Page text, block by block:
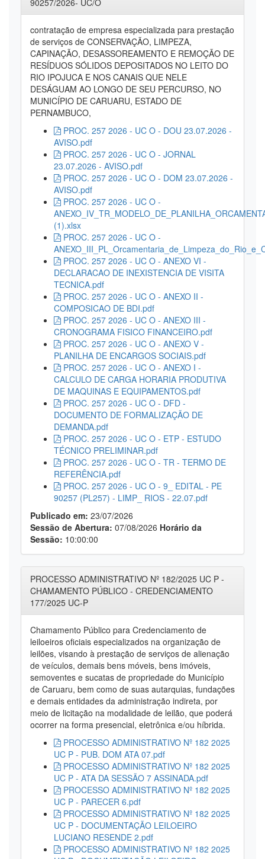
contratação de empresa especializada para prestação
de serviços de CONSERVAÇÃO, LIMPEZA,
CAPINAÇÃO, DESASSOREAMENTO E REMOÇÃO DE
RESÍDUOS SÓLIDOS DEPOSITADOS NO LEITO DO
RIO IPOJUCA E NOS CANAIS QUE NELE
DESÁGUAM AO LONGO DE SEU PERCURSO, NO
MUNICÍPIO DE CARUARU, ESTADO DE
PERNAMBUCO,
PROC. 257 2026 - UC O - DOU 23.07.2026 -
AVISO.pdf
PROC. 257 2026 - UC O - JORNAL
23.07.2026 - AVISO.pdf
PROC. 257 2026 - UC O - DOM 23.07.2026 -
AVISO.pdf
PROC. 257 2026 - UC O -
(1).xlsx
PROC. 257 2026 - UC O -
PROC. 257 2026 - UC O - ANEXO VI -
DECLARACAO DE INEXISTENCIA DE VISITA
TECNICA.pdf
PROC. 257 2026 - UC O - ANEXO II -
COMPOSICAO DE BDI.pdf
PROC. 257 2026 - UC O - ANEXO III -
CRONOGRAMA FISICO FINANCEIRO.pdf
PROC. 257 2026 - UC O - ANEXO V -
PLANILHA DE ENCARGOS SOCIAIS.pdf
PROC. 257 2026 - UC O - ANEXO I -
CALCULO DE CARGA HORARIA PRODUTIVA
DE MAQUINAS E EQUIPAMENTOS.pdf
PROC. 257 2026 - UC O - DFD -
DOCUMENTO DE FORMALIZAÇÃO DE
DEMANDA.pdf
PROC. 257 2026 - UC O - ETP - ESTUDO
TÉCNICO PRELIMINAR.pdf
PROC. 257 2026 - UC O - TR - TERMO DE
REFERÊNCIA.pdf
PROC. 257 2026 - UC O - 9_ EDITAL - PE
90257 (PL257) - LIMP_ RIOS - 22.07.pdf
Publicado em: 23/07/2026
Sessão de Abertura: 07/08/2026 Horário da
Sessão: 10:00:00
PROCESSO ADMINISTRATIVO Nº 182/2025 UC P -
CHAMAMENTO PÚBLICO - CREDENCIAMENTO
177/2025 UC-P
Chamamento Público para Credenciamento de
leiloeiros oficiais especializados na organização de
leilões, visando à prestação de serviços de alienação
de veículos, demais bens móveis, bens imóveis,
semoventes e sucatas de propriedade do Município
de Caruaru, bem como de suas autarquias, fundações
e demais entidades da administração indireta, por
meio de licitação na modalidade de leilão, que poderá
ocorrer na forma presencial, eletrônica e/ou híbrida.
PROCESSO ADMINISTRATIVO Nº 182 2025
UC P - PUB. DOM ATA 07.pdf
PROCESSO ADMINISTRATIVO Nº 182 2025
UC P - ATA DA SESSÃO 7 ASSINADA.pdf
PROCESSO ADMINISTRATIVO Nº 182 2025
UC P - PARECER 6.pdf
PROCESSO ADMINISTRATIVO Nº 182 2025
UC P - DOCUMENTAÇÃO LEILOEIRO
LUCIANO RESENDE 2.pdf
PROCESSO ADMINISTRATIVO Nº 182 2025